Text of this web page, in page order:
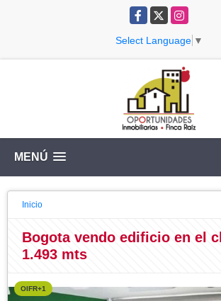
Facebook
X Instagram
Select Language ▼
MENÚ
Inicio
Bogota vendo edificio en el
1.493 mts
OIFR+1